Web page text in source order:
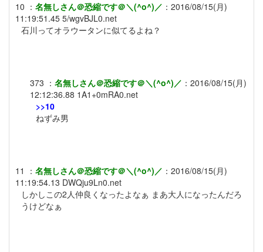
10 ： 名無しさん＠恐縮です＠＼(^o^)／ ： 2016/08/15(月)
11:19:51.45 5/wgvBJL0.net
石川ってオラウータンに似てるよね？
373 ： 名無しさん＠恐縮です＠＼(^o^)／ ： 2016/08/15(月)
12:12:36.88 1A1+0mRA0.net
>>10
ねずみ男
11 ： 名無しさん＠恐縮です＠＼(^o^)／ ： 2016/08/15(月)
11:19:54.13 DWQju9Ln0.net
しかしこの2人仲良くなったよなぁ まあ大人になったんだろ
うけどなぁ